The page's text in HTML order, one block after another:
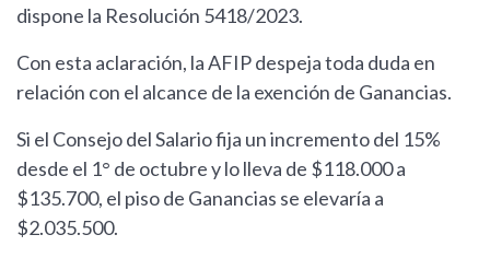
dispone la Resolución 5418/2023.
Con esta aclaración, la AFIP despeja toda duda en
relación con el alcance de la exención de Ganancias.
Si el Consejo del Salario fija un incremento del 15%
desde el 1° de octubre y lo lleva de $118.000 a
$135.700, el piso de Ganancias se elevaría a
$2.035.500.